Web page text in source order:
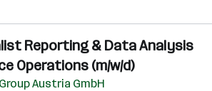
Reporting & Data Analysis
Operations (m/w/d)
Austria GmbH